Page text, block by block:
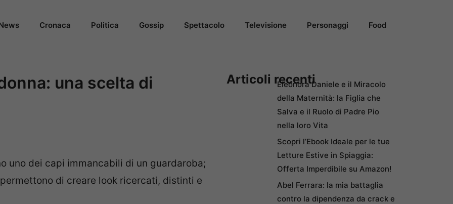
Cronaca Politica Gossip Spettacolo Televisione Personaggi Food
una scelta di
uno dei capi immancabili di un guardaroba;
di creare look ricercati, distinti e
Articoli recentiEleonora Daniele e il Miracolo
della Maternità: la Figlia che
Salva e il Ruolo di Padre Pio
nella loro Vita
Scopri l’Ebook Ideale per le tue
Letture Estive in Spiaggia:
Offerta Imperdibile su Amazon!
Abel Ferrara: la mia battaglia
contro la dipendenza da crack e